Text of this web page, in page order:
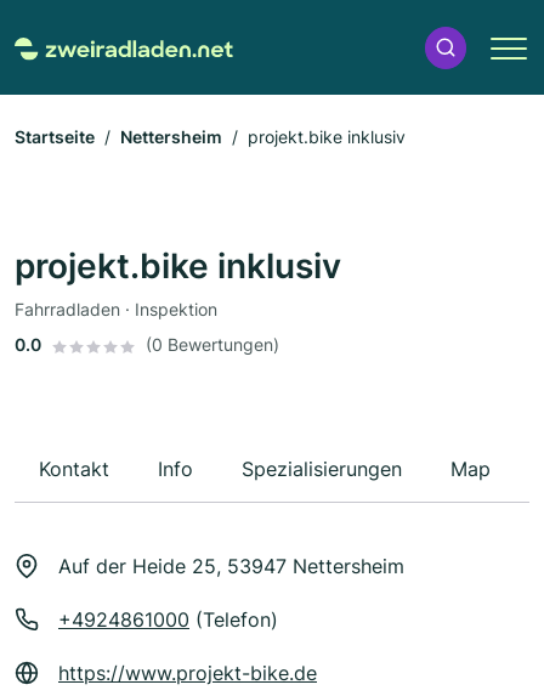
Startseite Nettersheim projekt.bike inklusiv
projekt.bike inklusiv
Fahrradladen · Inspektion
0.0
(0 Bewertungen)
Kontakt Info Spezialisierungen Map
Auf der Heide 25, 53947 Nettersheim
+4924861000 (Telefon)
https://www.projekt-bike.de